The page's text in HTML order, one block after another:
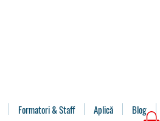
Formatori & Staff Aplică Blog